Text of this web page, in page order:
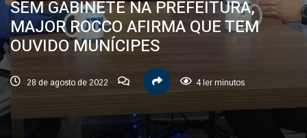
SEM GABINETE NA PREFEITURA,
MAJOR ROCCO AFIRMA QUE TEM
OUVIDO MUNÍCIPES
28 de agosto de 2022 4 ler minutos